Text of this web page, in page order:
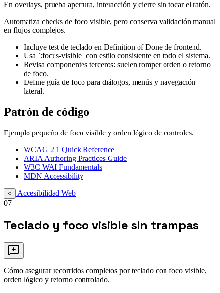
En overlays, prueba apertura, interacción y cierre sin tocar el ratón.
Automatiza checks de foco visible, pero conserva validación manual
en flujos complejos.
Incluye test de teclado en Definition of Done de frontend.
Usa `:focus-visible` con estilo consistente en todo el sistema.
Revisa componentes terceros: suelen romper orden o retorno
de foco.
Define guía de foco para diálogos, menús y navegación
lateral.
Patrón de código
Ejemplo pequeño de foco visible y orden lógico de controles.
WCAG 2.1 Quick Reference
ARIA Authoring Practices Guide
W3C WAI Fundamentals
MDN Accessibility
<
Accesibilidad Web
07
Teclado y foco visible sin trampas
Cómo asegurar recorridos completos por teclado con foco visible,
orden lógico y retorno controlado.